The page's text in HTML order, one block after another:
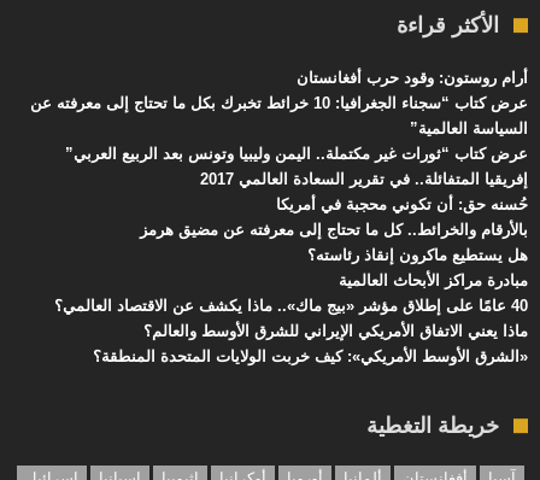
الأكثر قراءة
أرام روستون: وقود حرب أفغانستان
عرض كتاب “سجناء الجغرافيا: 10 خرائط تخبرك بكل ما تحتاج إلى معرفته عن
السياسة العالمية”
عرض كتاب “ثورات غير مكتملة.. اليمن وليبيا وتونس بعد الربيع العربي”
إفريقيا المتفائلة.. في تقرير السعادة العالمي 2017
حُسنه حق: أن تكوني محجبة في أمريكا
بالأرقام والخرائط.. كل ما تحتاج إلى معرفته عن مضيق هرمز
هل يستطيع ماكرون إنقاذ رئاسته؟
مبادرة مراكز الأبحاث العالمية
40 عامًا على إطلاق مؤشر «بيج ماك».. ماذا يكشف عن الاقتصاد العالمي؟
ماذا يعني الاتفاق الأمريكي الإيراني للشرق الأوسط والعالم؟
«الشرق الأوسط الأمريكي»: كيف خربت الولايات المتحدة المنطقة؟
خريطة التغطية